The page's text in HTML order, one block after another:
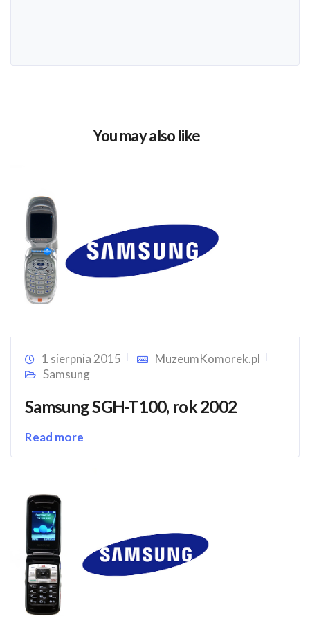
You may also like
1 sierpnia 2015
MuzeumKomorek.pl
Samsung
Samsung SGH-T100, rok 2002
Read more